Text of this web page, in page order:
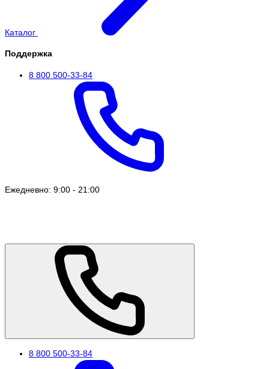
Каталог
Поддержка
8 800 500-33-84
Ежедневно: 9:00 - 21:00
8 800 500-33-84